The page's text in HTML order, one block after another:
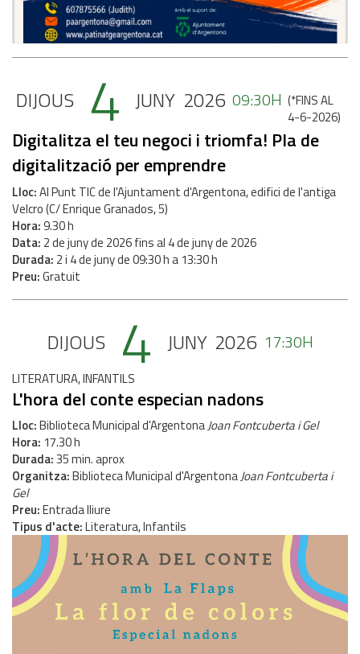
DIJOUS 4 JUNY 2026 09:30H (*FINS AL
4-6-2026)
Digitalitza el teu negoci i triomfa! Pla de
digitalització per emprendre
Lloc Al Punt TIC de l'Ajuntament d'Argentona, edifici de l'antiga
Velcro (C/ Enrique Granados, 5)
Hora 9.30 h
Data 2dejunyde 2026fins al 4dejunyde 2026
Durada 2 i 4 de juny de 09:30 h a 13:30 h
Preu Gratuit
DIJOUS 4 JUNY 2026 17:30H
LITERATURA, INFANTILS
L'hora del conte especian nadons
Lloc Biblioteca Municipal d'ArgentonaJoan Fontcuberta i Gel
Hora 17.30 h
Durada 35 min. aprox
Organitza Biblioteca Municipal d'ArgentonaJoan Fontcuberta i
Gel
Preu Entrada lliure
Tipus d'acte Literatura, Infantils